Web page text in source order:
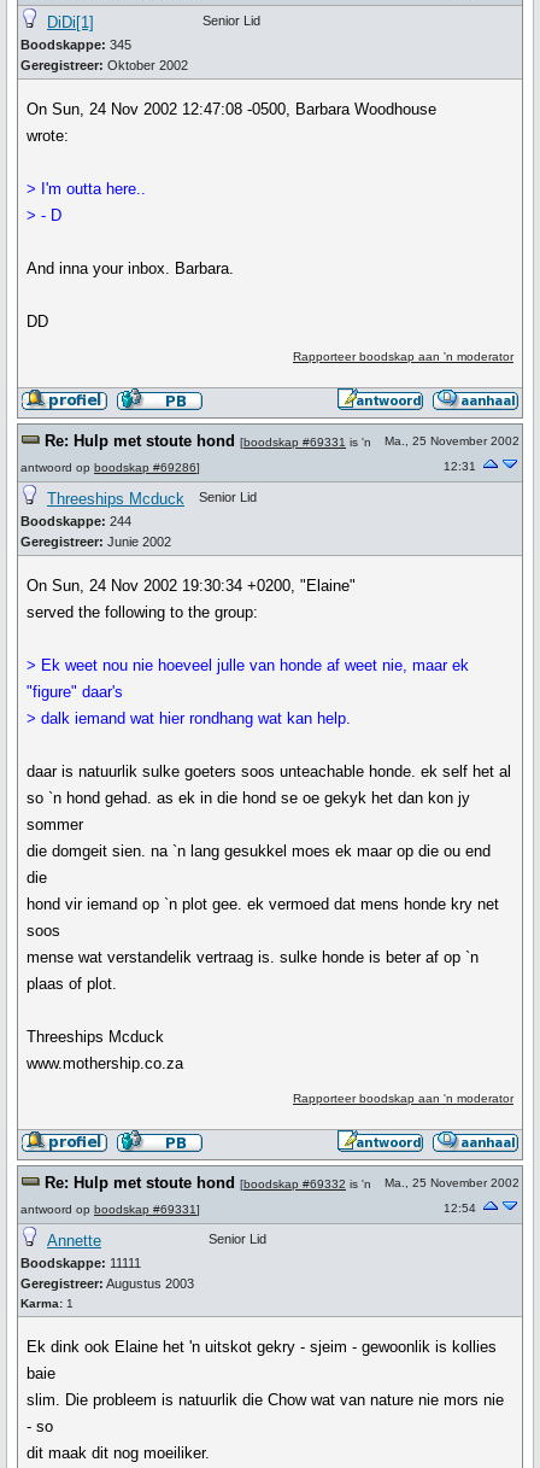
DiDi[1]
Boodskappe: 345
Geregistreer: Oktober 2002
Senior Lid
On Sun, 24 Nov 2002 12:47:08 -0500, Barbara Woodhouse
wrote:
> I'm outta here..
> - D
And inna your inbox. Barbara.
DD
Rapporteer boodskap aan 'n moderator
Re: Hulp met stoute hond [boodskap #69331 is 'n
antwoord op boodskap #69286]
Ma., 25 November 2002
12:31
Threeships Mcduck
Boodskappe: 244
Geregistreer: Junie 2002
Senior Lid
On Sun, 24 Nov 2002 19:30:34 +0200, "Elaine"
served the following to the group:
> Ek weet nou nie hoeveel julle van honde af weet nie, maar ek
"figure" daar's
> dalk iemand wat hier rondhang wat kan help.
daar is natuurlik sulke goeters soos unteachable honde. ek self het al
so `n hond gehad. as ek in die hond se oe gekyk het dan kon jy
sommer
die domgeit sien. na `n lang gesukkel moes ek maar op die ou end
die
hond vir iemand op `n plot gee. ek vermoed dat mens honde kry net
soos
mense wat verstandelik vertraag is. sulke honde is beter af op `n
plaas of plot.
Threeships Mcduck
www.mothership.co.za
Rapporteer boodskap aan 'n moderator
Re: Hulp met stoute hond [boodskap #69332 is 'n
antwoord op boodskap #69331]
Ma., 25 November 2002
12:54
Annette
Boodskappe: 11111
Geregistreer: Augustus 2003
Karma: 1
Senior Lid
Ek dink ook Elaine het 'n uitskot gekry - sjeim - gewoonlik is kollies
baie
slim. Die probleem is natuurlik die Chow wat van nature nie mors nie
- so
dit maak dit nog moeiliker.